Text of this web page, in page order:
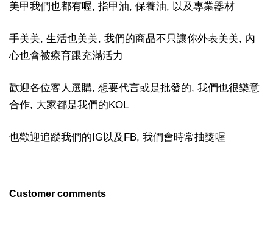
美甲我們也都有喔, 指甲油, 保養油, 以及專業器材
手美美, 生活也美美, 我們的商品不只讓你外表美美, 內
心也會被療育跟充滿活力
歡迎各位客人選購, 想要代言或是批發的, 我們也很樂意
合作, 大家都是我們的KOL
也歡迎追蹤我們的IG以及FB, 我們會時常抽獎喔
Customer comments